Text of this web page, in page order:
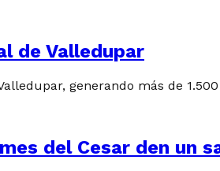
de Valledupar
generando más de
del Cesar den un